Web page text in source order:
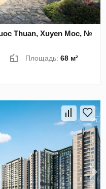
Thuan, Xuyen Moc, №
Площадь:68 м²